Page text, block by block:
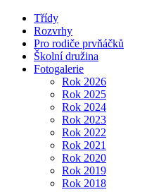
Třídy
Rozvrhy
Pro rodiče prvňáčků
Školní družina
Fotogalerie
Rok 2026
Rok 2025
Rok 2024
Rok 2023
Rok 2022
Rok 2021
Rok 2020
Rok 2019
Rok 2018